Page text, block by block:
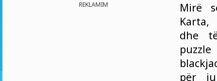
REKLAMIM
Mirë
Karta,
dhe
për ju